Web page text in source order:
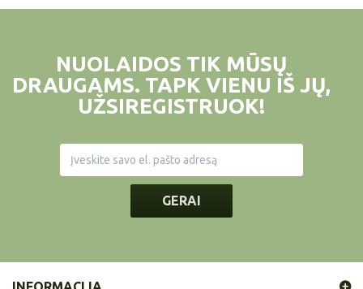
NUOLAIDOS TIK MŪSŲ
DRAUGAMS. TAPK VIENU IŠ JŲ,
UŽSIREGISTRUOK!
GERAI